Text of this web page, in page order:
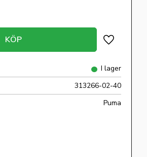
KÖP
Lägg till i
I lager
313266-02-40
Puma